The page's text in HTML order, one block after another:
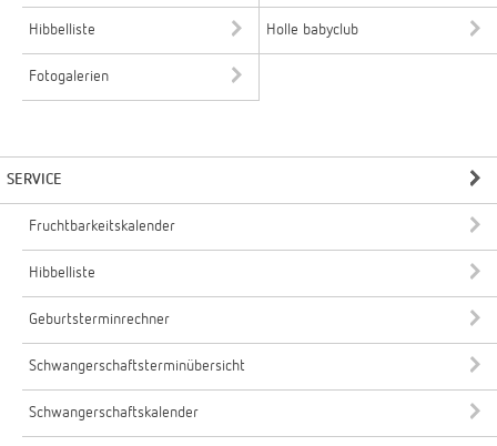
Hibbelliste Holle babyclub
Fotogalerien
SERVICE
Fruchtbarkeitskalender
Hibbelliste
Geburtsterminrechner
Schwangerschaftsterminübersicht
Schwangerschaftskalender